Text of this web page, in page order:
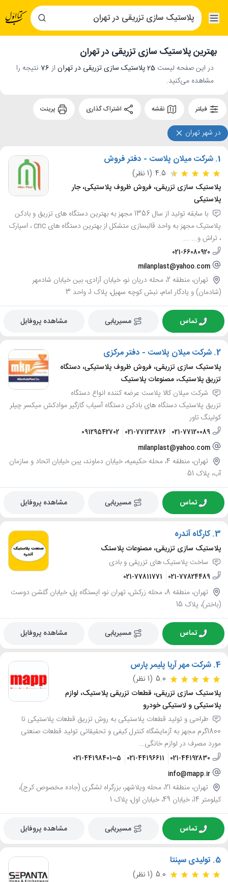
بهترین پلاستیک سازی تزریقی در تهران
در این صفحه لیست 25 پلاستیک سازی تزریقی در تهران از 76 نتیجه را
مشاهده می‌کنید.
فیلتر نقشه
در شهر تهران
1. شرکت میلان پلاست - دفتر فروش
4.5 (1 نظر)
پلاستیک سازی تزریقی، فروش ظروف پلاستیکی، جار
پلاستیکی
با سابقه تولید از سال 1356 مجهز به بهترین دستگاه های تزریق و بادکن
پلاستیک مجهز به واحد قالبسازی متشکل از بهترین دستگاه های cnc ، اسپارک
، تراش و... ...
021-66080920
milanplast@yahoo.com
تهران، منطقه 2، محله دریان نو، خیابان آزادی، بین خیابان شادمهر
(شادمان) و یادگار امام، نبش کوچه سهیل، پلاک 1، واحد 3
تماس مسیریابی مشاهده پروفایل
2. شرکت میلان پلاست - دفتر مرکزی
پلاستیک سازی تزریقی، فروش ظروف پلاستیکی، دستگاه
تزریق پلاستیک، مصنوعات پلاستیک
شرکت میلان کالا پلاست عرضه کننده انواع دستگاه
تزریق پلاستیک دستگاه های بادکن دستگاه آسیاب گازگیر موادکش میکسر چیلر
کولینگ تاور
021-77120089
021-77123876
09129542702
milanplast@yahoo.com
تهران، منطقه 4، محله حکیمیه، خیابان دماوند، یبن خیابان اتحاد و سازمان
آب، پلاک 51
تماس مسیریابی مشاهده پروفایل
3. کارگاه آندره
پلاستیک سازی تزریقی، مصنوعات پلاستک
ساخت پلاستیک های تزریقی و بادی
021-77824489
021-77811771
تهران، منطقه 8، محله زرکش، تهران نو، ایستگاه پل، خیابان گلشن دوست
(باختر)، پلاک 15
تماس مسیریابی مشاهده پروفایل
4. شرکت مهر آریا پلیمر پارس
5.0 (1 نظر)
پلاستیک سازی تزریقی، قطعات تزریقی پلاستیک، لوازم
پلاستیکی و لاستیکی خودرو
طراحی و تولید قطعات پلاستیکی به روش تزریق قطعات پلاستیکی تا
1800گرم مجهز به آزمایشگاه کنترل کیفی و تحقیقاتی تولید قطعات صنعتی
مورد مصرف در لوازم خانگی...
021-44192830
021-44196611
021-44198401~5
info@mapp.ir
تهران، منطقه 21، محله ویلاشهر، بزرگراه لشگری (جاده مخصوص کرج)،
کیلومتر 14، خیابان 49، خیابان اول، پلاک 1
تماس مسیریابی مشاهده پروفایل
5. تولیدی سپنتا
5.0 (1 نظر)